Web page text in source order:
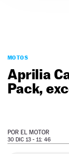
PODCAST
MOTOS
TECNOLOGÍA
SERVICIOS
MOTOS
Aprilia
Pack,
POR EL MOTOR
30 DIC 13 - 11: 46